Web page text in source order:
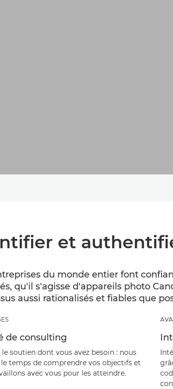
et
du monde entier font
qu'il s'agisse d'appareils photo
aussi rationalisés et fiables que
de consulting
soutien dont vous avez besoin : nous
temps de comprendre vos objectifs et
avec vous pour les atteindre.